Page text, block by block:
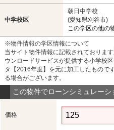
中学校区
朝日中学校
(愛知県刈谷市)
この学区の他の
※物件情報の学区情報について
当サイト物件情報に記載されておりま
ウンロードサービスが提供する小学校
タ【2016年度】を元に加工したもので
る場合がございます。
この物件でローンシミュレーシ
価格